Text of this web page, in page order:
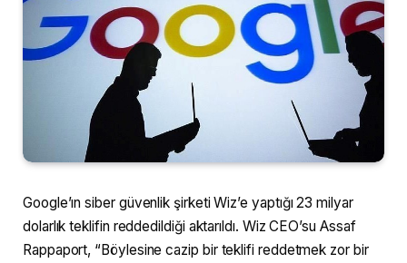
Google’ın siber güvenlik şirketi Wiz’e yaptığı 23 milyar
dolarlık teklifin reddedildiği aktarıldı. Wiz CEO’su Assaf
Rappaport, “Böylesine cazip bir teklifi reddetmek zor bir